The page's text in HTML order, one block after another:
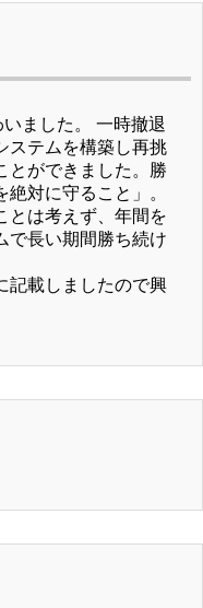
ました。 一時撤退
ステムを構築し再挑
とができました。勝
対に守ること」。
とは考えず、年間を
で長い期間勝ち続け
記載しましたので興